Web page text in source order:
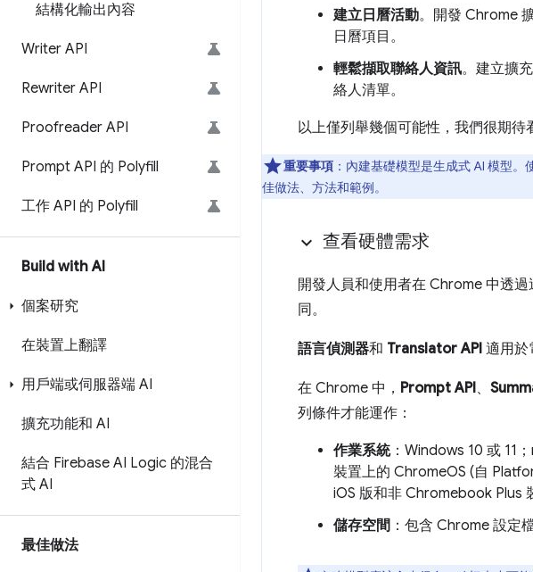
結構化輸出內容
Writer API
Rewriter API
Proofreader API
Prompt API 的 Polyfill
工作 API 的 Polyfill
Build with AI
個案研究
在裝置上翻譯
用戶端或伺服器端 AI
擴充功能和 AI
結合 Firebase AI Logic 的混合
式 AI
最佳做法
建立日曆活動。開發 Chrome
日曆項目。
輕鬆擷取聯絡人資訊。建立擴
絡人清單。
以上僅列舉幾個可能性，我們很期待
重要事項 ：內建基礎模型是生成式 AI 模型
佳做法、方法和範例。
查看硬體需求
開發人員和使用者在 Chrome 中透
同。
語言偵測器和 Translator API 適用於
在 Chrome 中， Prompt API、
列條件才能運作：
作業系統：Windows 10 或 11
裝置上的 ChromeOS (自
iOS 版和非 Chromebook Plus
儲存空間 ：包含 Chrome 設定